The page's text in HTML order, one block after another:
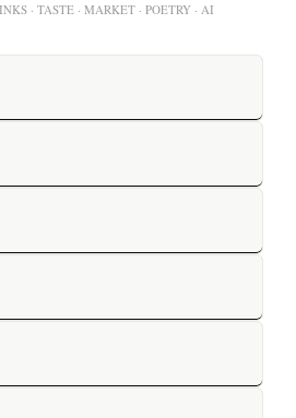
· TASTE · MARKET · POETRY · AI